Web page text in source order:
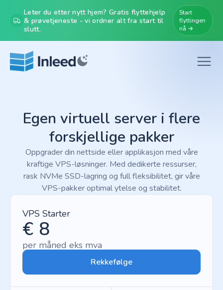
Leter du etter nytt hjem? Gratis flyttehjelp
& prøvetjeneste - vi ordner alt fra start til
slutt.
Start
flyttingen
nå →
Egen virtuell server i flere
forskjellige pakker
Oppgrader din nettside eller applikasjon med våre
kraftige VPS-løsninger. Med dedikerte ressurser,
rask NVMe SSD-lagring og full fleksibilitet, gir våre
VPS-pakker optimal ytelse og stabilitet.
VPS Starter
€ 8
per måned eks mva
Rekkefølge